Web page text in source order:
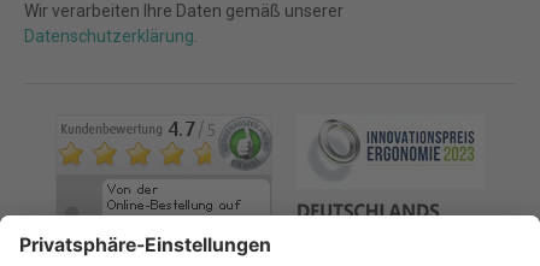
Wir verarbeiten Ihre Daten gemäß unserer
Datenschutzerklärung